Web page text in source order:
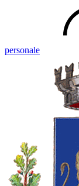
personale